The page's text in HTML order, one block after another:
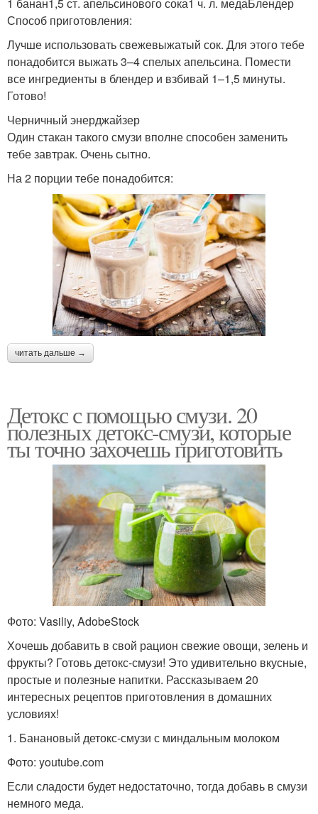
Способ приготовления:
Лучше использовать свежевыжатый сок. Для этого тебе
понадобится выжать 3–4 спелых апельсина. Помести
все ингредиенты в блендер и взбивай 1–1,5 минуты.
Готово!
Черничный энерджайзер
Один стакан такого смузи вполне способен заменить
тебе завтрак. Очень сытно.
На 2 порции тебе понадобится:
читать дальше →
Детокс с помощью смузи. 20
полезных детокс-смузи, которые
ты точно захочешь приготовить
Фото: Vasiliy, AdobeStock
Хочешь добавить в свой рацион свежие овощи, зелень и
фрукты? Готовь детокс-смузи! Это удивительно вкусные,
простые и полезные напитки. Рассказываем 20
интересных рецептов приготовления в домашних
условиях!
1. Банановый детокс-смузи с миндальным молоком
Фото: youtube.com
Если сладости будет недостаточно, тогда добавь в смузи
немного меда.